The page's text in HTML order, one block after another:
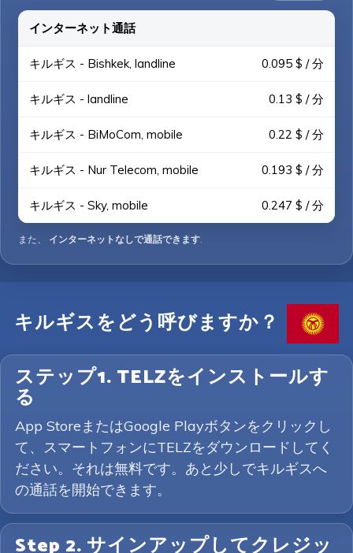
インターネット通話
キルギス - Bishkek, landline 0.095 $ / 分
キルギス - landline 0.13 $ / 分
キルギス - BiMoCom, mobile 0.22 $ / 分
キルギス - Nur Telecom, mobile 0.193 $ / 分
キルギス - Sky, mobile 0.247 $ / 分
また、 インターネットなしで通話できます.
キルギスをどう呼びますか？
ステップ1. TELZをインストールす
る
App StoreまたはGoogle Playボタンをクリックし
て、スマートフォンにTELZをダウンロードしてく
ださい。それは無料です。あと少しでキルギスへ
の通話を開始できます。
Step 2. サインアップしてクレジッ